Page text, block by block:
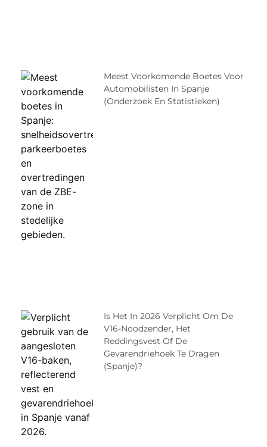
Meest Voorkomende Boetes Voor
Automobilisten In Spanje
(onderzoek En Statistieken)
Is Het In 2026 Verplicht Om De
V16-Noodzender, Het
Reddingsvest Of De
Gevarendriehoek Te Dragen
(Spanje)?